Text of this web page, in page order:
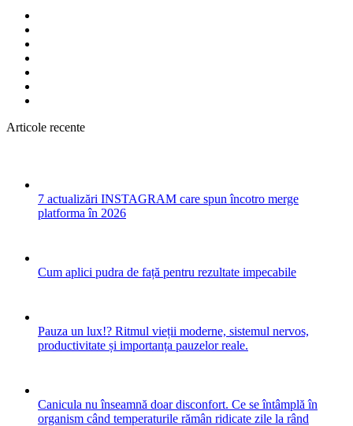
Articole recente
7 actualizări INSTAGRAM care spun încotro merge
platforma în 2026
Cum aplici pudra de față pentru rezultate impecabile
Pauza un lux!? Ritmul vieții moderne, sistemul nervos,
productivitate și importanța pauzelor reale.
Canicula nu înseamnă doar disconfort. Ce se întâmplă în
organism când temperaturile rămân ridicate zile la rând